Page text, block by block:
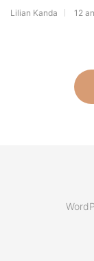
Lilian Kanda 12